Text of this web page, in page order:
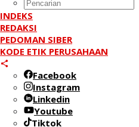
INDEKS
REDAKSI
PEDOMAN SIBER
KODE ETIK PERUSAHAAN
Facebook
Instagram
Linkedin
Youtube
Tiktok